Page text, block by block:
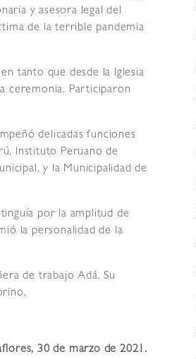
y asesora legal del
de la terrible pandemia
tanto que desde la Iglesia
ceremonia. Participaron
delicadas funciones
Instituto Peruano de
y la Municipalidad de
por la amplitud de
la personalidad de la
de trabajo Adá. Su
30 de marzo de 2021.